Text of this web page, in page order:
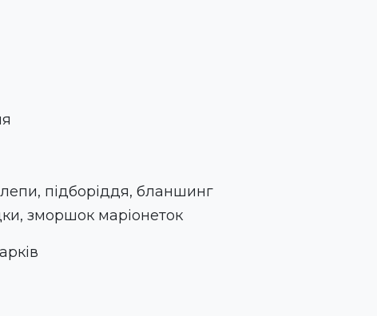
підборіддя, бланшинг
зморшок маріонеток